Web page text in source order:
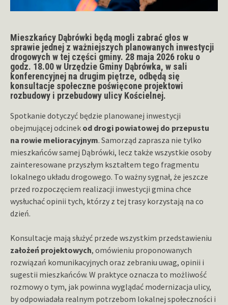
Mieszkańcy Dąbrówki będą mogli zabrać głos w
sprawie jednej z ważniejszych planowanych inwestycji
drogowych w tej części gminy. 28 maja 2026 roku o
godz. 18.00w Urzędzie Gminy Dąbrówka, w sali
konferencyjnej na drugim piętrze, odbędą się
konsultacje społeczne poświęcone projektowi
rozbudowy i przebudowy ulicy Kościelnej.
Spotkanie dotyczyć będzie planowanej inwestycji
obejmującej odcinek od drogi powiatowej do przepustu
na rowie melioracyjnym. Samorząd zaprasza nie tylko
mieszkańców samej Dąbrówki, lecz także wszystkie osoby
zainteresowane przyszłym kształtem tego fragmentu
lokalnego układu drogowego. To ważny sygnał, że jeszcze
przed rozpoczęciem realizacji inwestycji gmina chce
wysłuchać opinii tych, którzy z tej trasy korzystają na co
dzień.
Konsultacje mają służyć przede wszystkim przedstawieniu
założeń projektowych, omówieniu proponowanych
rozwiązań komunikacyjnych oraz zebraniu uwag, opinii i
sugestii mieszkańców. W praktyce oznacza to możliwość
rozmowy o tym, jak powinna wyglądać modernizacja ulicy,
by odpowiadała realnym potrzebom lokalnej społeczności i